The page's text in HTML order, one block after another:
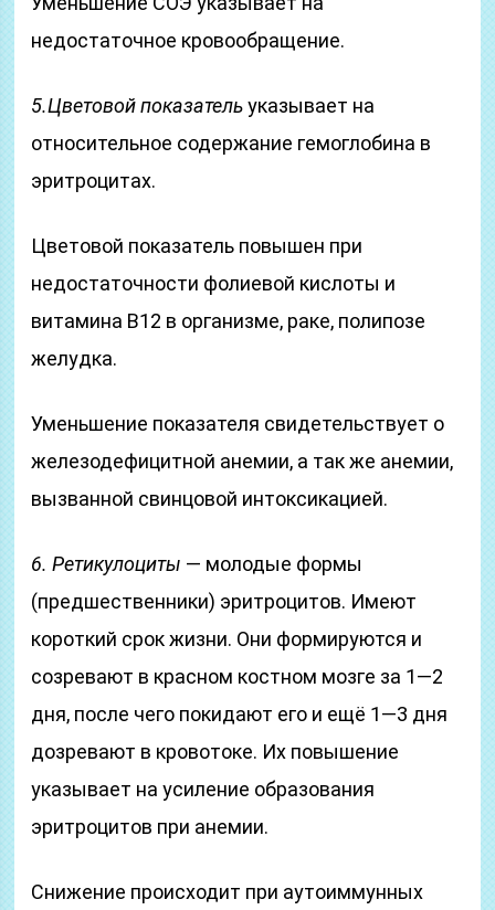
недостаточное кровообращение.
5.Цветовой показатель указывает на
относительное содержание гемоглобина в
эритроцитах.
Цветовой показатель повышен при
недостаточности фолиевой кислоты и
витамина В12 в организме, раке, полипозе
желудка.
Уменьшение показателя свидетельствует о
железодефицитной анемии, а так же анемии,
вызванной свинцовой интоксикацией.
6. Ретикулоциты — молодые формы
(предшественники) эритроцитов. Имеют
короткий срок жизни. Они формируются и
созревают в красном костном мозге за 1—2
дня, после чего покидают его и ещё 1—3 дня
дозревают в кровотоке. Их повышение
указывает на усиление образования
эритроцитов при анемии.
Снижение происходит при аутоиммунных